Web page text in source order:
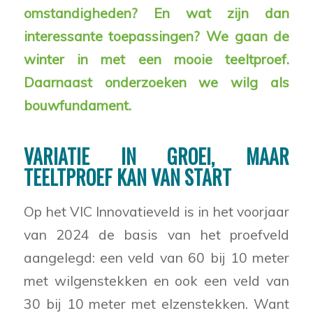
omstandigheden? En wat zijn dan
interessante toepassingen? We gaan de
winter in met een mooie teeltproef.
Daarnaast onderzoeken we wilg als
bouwfundament.
VARIATIE IN GROEI, MAAR
TEELTPROEF KAN VAN START
Op het VIC Innovatieveld is in het voorjaar
van 2024 de basis van het proefveld
aangelegd: een veld van 60 bij 10 meter
met wilgenstekken en ook een veld van
30 bij 10 meter met elzenstekken. Want